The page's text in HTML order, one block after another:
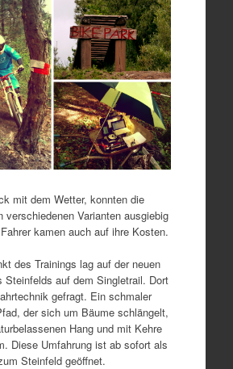
mit dem Wetter, konnten die
verschiedenen Varianten ausgiebig
kamen auch auf ihre Kosten.
des Trainings lag auf der neuen
Steinfelds auf dem Singletrail. Dort
gefragt. Ein schmaler
der sich um Bäume schlängelt,
Hang und mit Kehre
Diese Umfahrung ist ab sofort als
Steinfeld geöffnet.